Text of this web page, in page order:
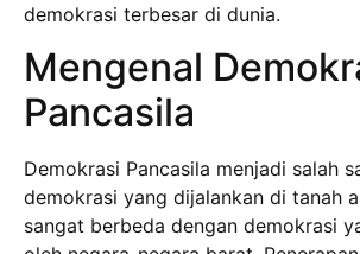
demokrasi terbesar di dunia.
Mengenal
Pancasila
Demokrasi Pancasila menjadi salah
demokrasi yang dijalankan di tanah
sangat berbeda dengan demokrasi